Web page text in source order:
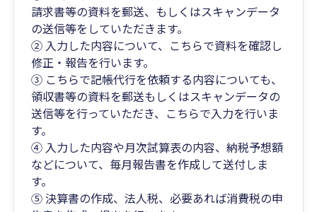
請求書等の資料を郵送、もしくはスキャンデータ
の送信等をしていただきます。
② 入力した内容について、こちらで資料を確認し
修正・報告を行います。
③ こちらで記帳代行を依頼する内容についても、
領収書等の資料を郵送もしくはスキャンデータの
送信等を行っていただき、こちらで入力を行いま
す。
④ 入力した内容や月次試算表の内容、納税予想額
などについて、毎月報告書を作成して送付しま
す。
⑤ 決算書の作成、法人税、必要あれば消費税の申